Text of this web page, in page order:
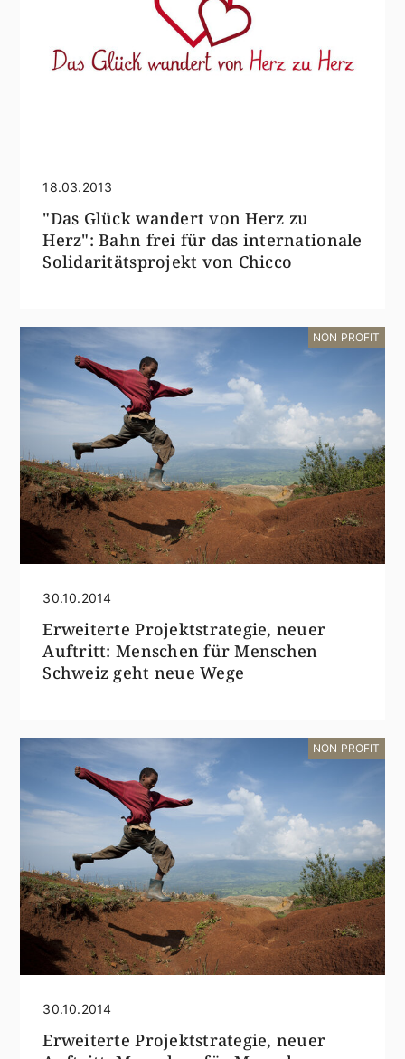
18.03.2013
"Das Glück wandert von Herz zu
Herz": Bahn frei für das internationale
Solidaritätsprojekt von Chicco
NON PROFIT
30.10.2014
Erweiterte Projektstrategie, neuer
Auftritt: Menschen für Menschen
Schweiz geht neue Wege
NON PROFIT
30.10.2014
Erweiterte Projektstrategie, neuer